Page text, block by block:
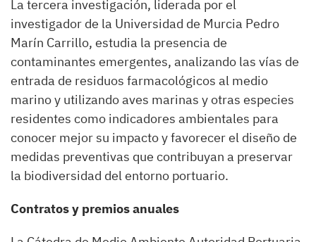
La tercera investigación, liderada por el
investigador de la Universidad de Murcia Pedro
Marín Carrillo, estudia la presencia de
contaminantes emergentes, analizando las vías de
entrada de residuos farmacológicos al medio
marino y utilizando aves marinas y otras especies
residentes como indicadores ambientales para
conocer mejor su impacto y favorecer el diseño de
medidas preventivas que contribuyan a preservar
la biodiversidad del entorno portuario.
Contratos y premios anuales